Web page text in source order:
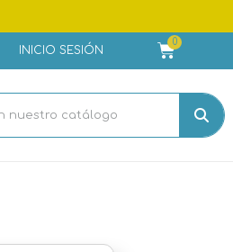
INICIO SESIÓN